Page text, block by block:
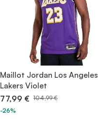
Maillot Jordan Los Angeles
Lakers Violet
77,99 € 104,99 €
-26%